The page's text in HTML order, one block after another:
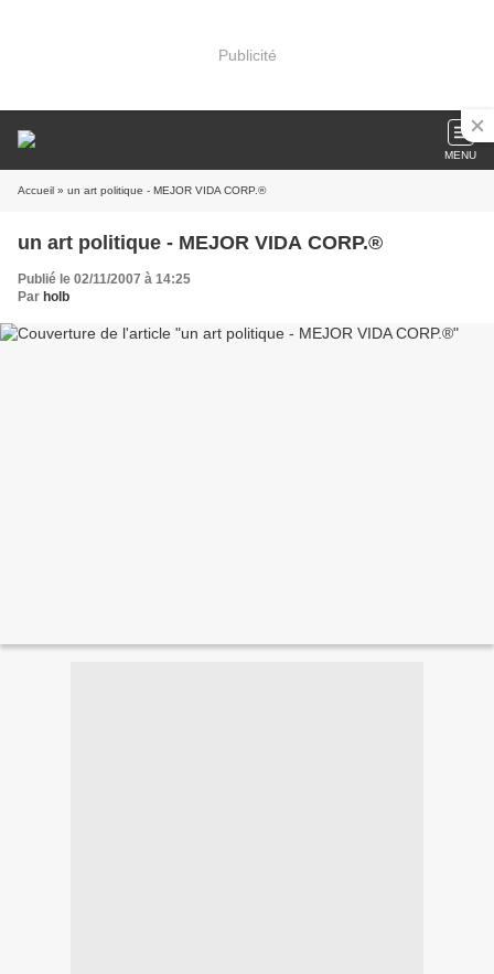
Publicité
MENU
Accueil » un art politique - MEJOR VIDA CORP.®
un art politique - MEJOR VIDA CORP.®
Publié le 02/11/2007 à 14:25
Par holb